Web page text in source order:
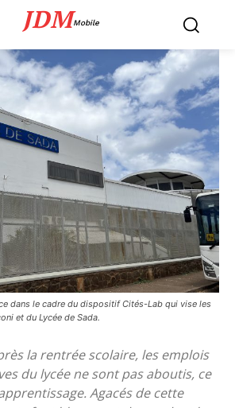
JDMMobile
dans le cadre du dispositif Cités-Lab qui vise les
et du Lycée de Sada.
la rentrée scolaire, les emplois
du lycée ne sont pas aboutis, ce
Agacés de cette